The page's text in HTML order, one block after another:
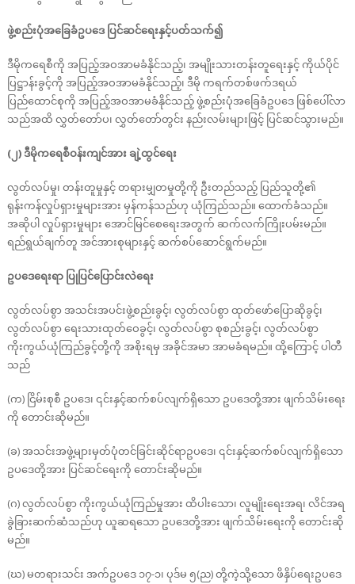
ဖွဲ့စည်းပုံအခြေခံဥပဒေ ပြင်ဆင်ရေးနှင့်ပတ်သက်၍
ဒီမိုကရေစီကို အပြည့်အဝအာမခံနိုင်သည့်၊ အမျိုးသားတန်းတူရေးနှင့် ကိုယ်ပိုင်
ပြဋ္ဌာန်းခွင့်ကို အပြည့်အဝအာမခံနိုင်သည့်၊ ဒီမို ကရက်တစ်ဖက်ဒရယ်
ပြည်ထောင်စုကို အပြည့်အဝအာမခံနိုင်သည့် ဖွဲ့စည်းပုံအခြေခံဥပဒေ ဖြစ်ပေါ်လာ
သည်အထိ လွှတ်တော်ပ၊ လွှတ်တော်တွင်း နည်းလမ်းများဖြင့် ပြင်ဆင်သွားမည်။
(၂) ဒီမိုကရေစီဝန်းကျင်အား ချဲ့ထွင်ရေး
လွတ်လပ်မှု၊ တန်းတူမှုနှင့် တရားမျှတမှုတို့ကို ဦးတည်သည့် ပြည်သူတို့၏
ရုန်းကန်လှုပ်ရှားမှုများအား မှန်ကန်သည်ဟု ယုံကြည်သည်။ ထောက်ခံသည်။
အဆိုပါ လှုပ်ရှားမှုများ အောင်မြင်စေရေးအတွက် ဆက်လက်ကြိုးပမ်းမည်။
ရည်ရွယ်ချက်တူ အင်အားစုများနှင့် ဆက်စပ်ဆောင်ရွက်မည်။
ဥပဒေရေးရာ ပြုပြင်ပြောင်းလဲရေး
လွတ်လပ်စွာ အသင်းအပင်းဖွဲ့စည်းခွင့်၊ လွတ်လပ်စွာ ထုတ်ဖော်ပြောဆိုခွင့်၊
လွတ်လပ်စွာ ရေးသားထုတ်ဝေခွင့်၊ လွတ်လပ်စွာ စုစည်းခွင့်၊ လွတ်လပ်စွာ
ကိုးကွယ်ယုံကြည်ခွင့်တို့ကို အစိုးရမှ အခိုင်အမာ အာမခံရမည်။ ထို့ကြောင့် ပါတီ
သည်
(က) ငြိမ်းစုစီ ဥပဒေ၊ ၎င်းနှင့်ဆက်စပ်လျက်ရှိသော ဥပဒေတို့အား ဖျက်သိမ်းရေး
ကို တောင်းဆိုမည်။
(ခ) အသင်းအဖွဲ့များမှတ်ပုံတင်ခြင်းဆိုင်ရာဥပဒေ၊ ၎င်းနှင့်ဆက်စပ်လျက်ရှိသော
ဥပဒေတို့အား ပြင်ဆင်ရေးကို တောင်းဆိုမည်။
(ဂ) လွတ်လပ်စွာ ကိုးကွယ်ယုံကြည်မှုအား ထိပါးသော၊ လူမျိုးရေးအရ၊ လိင်အရ
ခွဲခြားဆက်ဆံသည်ဟု ယူဆရသော ဥပဒေတို့အား ဖျက်သိမ်းရေးကို တောင်းဆို
မည်။
(ဃ) မတရားသင်း အက်ဥပဒေ ၁၇-၁၊ ပုဒ်မ ၅(ည) တို့ကဲ့သို့သော ဖိနှိပ်ရေးဥပဒေ